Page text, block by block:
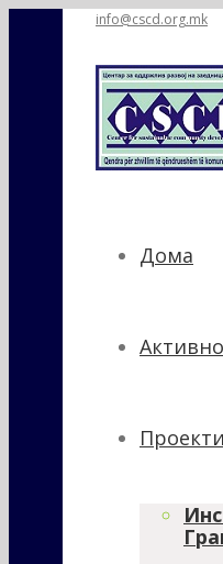
info@cscd.org.mk
Дома
Проекти